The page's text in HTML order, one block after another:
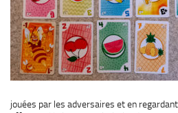
jouées par les adversaires et en